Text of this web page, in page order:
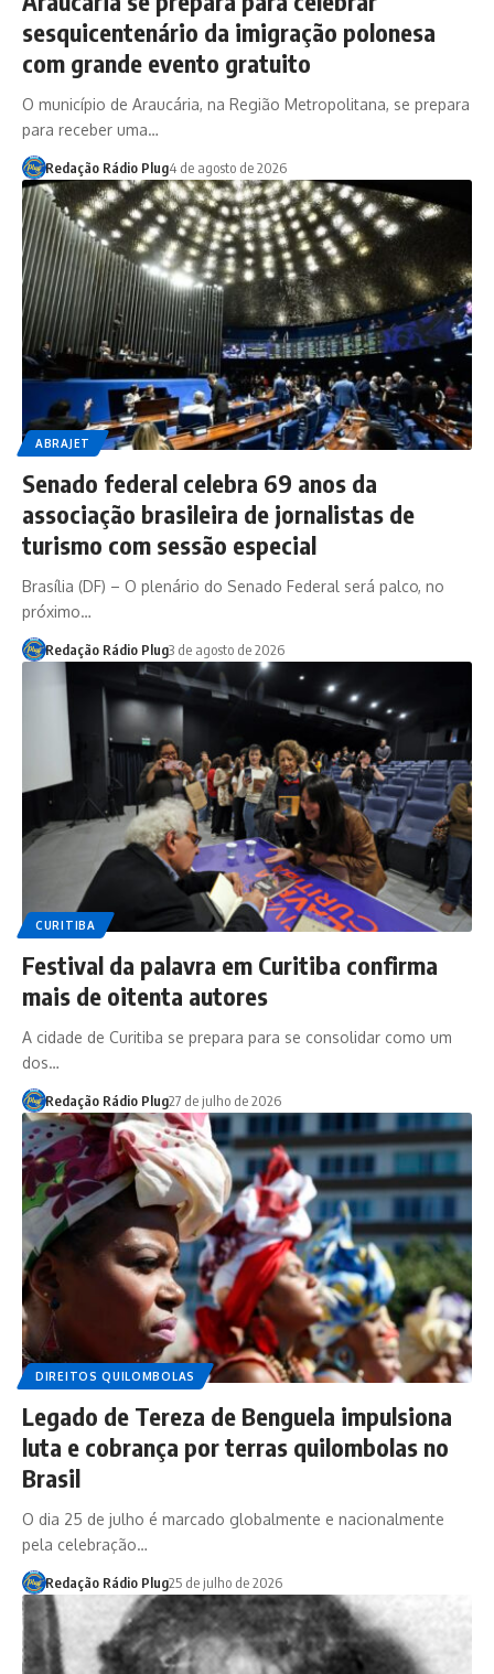
sesquicentenário da imigração polonesa
com grande evento gratuito
O município de Araucária, na Região Metropolitana, se prepara
para receber uma…
Redação Rádio Plug4 de agosto de 2026
ABRAJET
Senado federal celebra 69 anos da
associação brasileira de jornalistas de
turismo com sessão especial
Brasília (DF) – O plenário do Senado Federal será palco, no
próximo…
Redação Rádio Plug3 de agosto de 2026
CURITIBA
Festival da palavra em Curitiba confirma
mais de oitenta autores
A cidade de Curitiba se prepara para se consolidar como um
dos…
Redação Rádio Plug27 de julho de 2026
DIREITOS QUILOMBOLAS
Legado de Tereza de Benguela impulsiona
luta e cobrança por terras quilombolas no
Brasil
O dia 25 de julho é marcado globalmente e nacionalmente
pela celebração…
Redação Rádio Plug25 de julho de 2026